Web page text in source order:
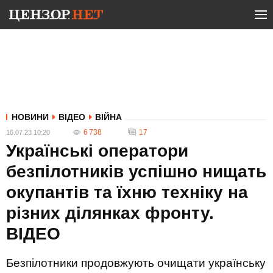
НОВИНИ ВІДЕО ВІЙНА
16.07.23 10:20 6 738 17
Українські оператори
безпілотників успішно нищать
окупантів та їхню техніку на
різних ділянках фронту.
ВIДЕО
Безпілотники продовжують очищати українську